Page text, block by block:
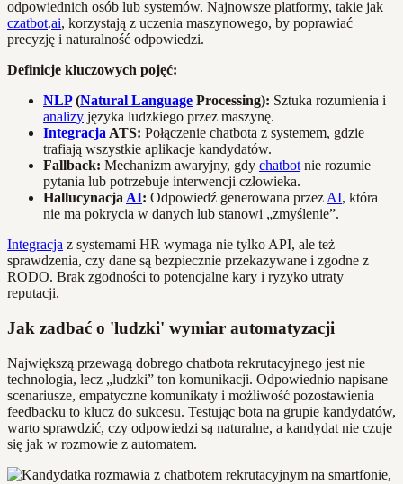
odpowiednich osób lub systemów. Najnowsze platformy, takie jak
czatbot.ai, korzystają z uczenia maszynowego, by poprawiać
precyzję i naturalność odpowiedzi.
Definicje kluczowych pojęć:
NLP(Natural Language Processing): Sztuka rozumienia i
analizy języka ludzkiego przez maszynę.
Integracja ATS: Połączenie chatbota z systemem, gdzie
trafiają wszystkie aplikacje kandydatów.
Fallback: Mechanizm awaryjny, gdy chatbot nie rozumie
pytania lub potrzebuje interwencji człowieka.
Hallucynacja AI: Odpowiedź generowana przez AI, która
nie ma pokrycia w danych lub stanowi „zmyślenie”.
Integracja z systemami HR wymaga nie tylko API, ale też
sprawdzenia, czy dane są bezpiecznie przekazywane i zgodne z
RODO. Brak zgodności to potencjalne kary i ryzyko utraty
reputacji.
Jak zadbać o 'ludzki' wymiar automatyzacji
Największą przewagą dobrego chatbota rekrutacyjnego jest nie
technologia, lecz „ludzki” ton komunikacji. Odpowiednio napisane
scenariusze, empatyczne komunikaty i możliwość pozostawienia
feedbacku to klucz do sukcesu. Testując bota na grupie kandydatów,
warto sprawdzić, czy odpowiedzi są naturalne, a kandydat nie czuje
się jak w rozmowie z automatem.